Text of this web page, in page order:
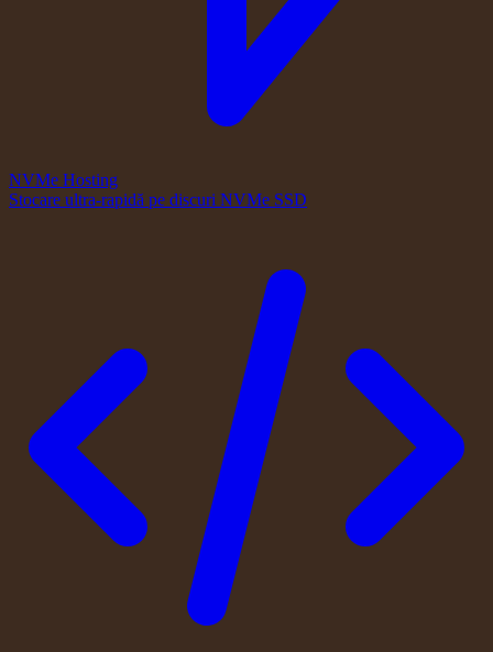
NVMe Hosting
Stocare ultra-rapidă pe discuri NVMe SSD